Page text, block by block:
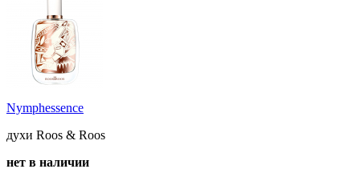
Nymphessence
духи Roos & Roos
нет в наличии